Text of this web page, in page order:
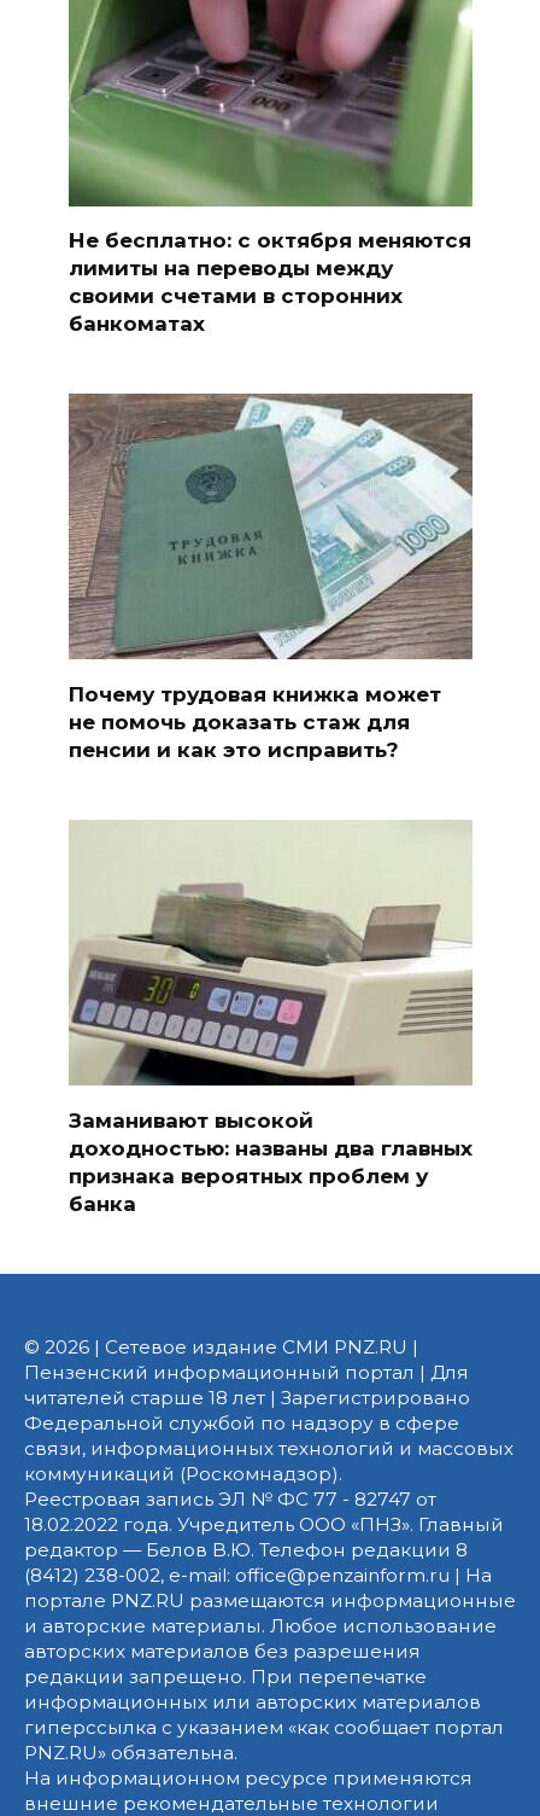
Не бесплатно: с октября меняются
лимиты на переводы между
своими счетами в сторонних
банкоматах
Почему трудовая книжка может
не помочь доказать стаж для
пенсии и как это исправить?
Заманивают высокой
доходностью: названы два главных
признака вероятных проблем у
банка
© 2026 | Сетевое издание СМИ PNZ.RU |
Пензенский информационный портал | Для
читателей старше 18 лет | Зарегистрировано
Федеральной службой по надзору в сфере
связи, информационных технологий и массовых
коммуникаций (Роскомнадзор).
Реестровая запись ЭЛ № ФС 77 - 82747 от
18.02.2022 года. Учредитель ООО «ПНЗ». Главный
редактор — Белов В.Ю. Телефон редакции 8
(8412) 238-002, e-mail: office@penzainform.ru | На
портале PNZ.RU размещаются информационные
и авторские материалы. Любое использование
авторских материалов без разрешения
редакции запрещено. При перепечатке
информационных или авторских материалов
гиперссылка с указанием «как сообщает портал
PNZ.RU» обязательна.
На информационном ресурсе применяются
внешние рекомендательные технологии